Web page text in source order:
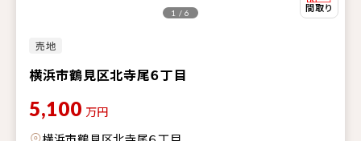
売地
横浜市鶴見区北寺尾６丁目
1 / 6
5,100 万円